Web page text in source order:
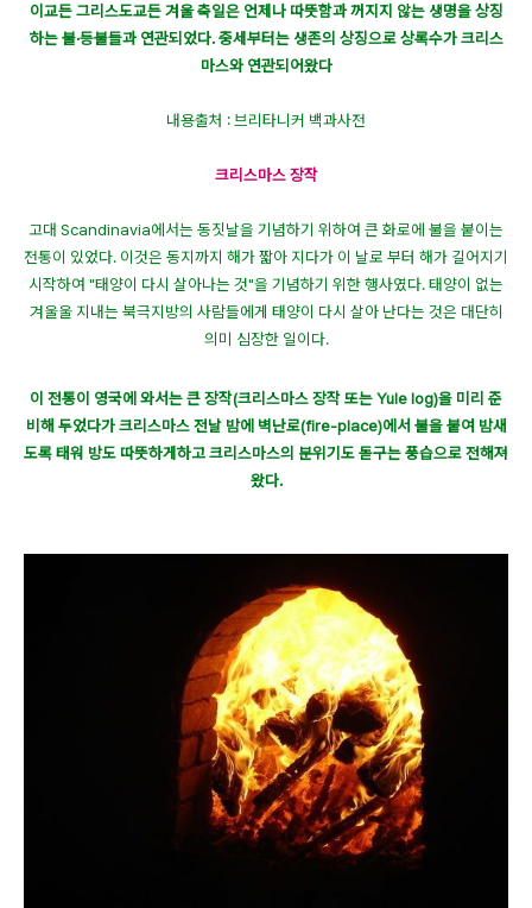
이교든 그리스도교든 겨울 축일은 언제나 따뜻함과 꺼지지 않는 생명을 상징
하는 불·등불들과 연관되었다. 중세부터는 생존의 상징으로 상록수가 크리스
마스와 연관되어왔다
내용출처 : 브리타니커 백과사전
크리스마스 장작
고대 Scandinavia에서는 동짓날을 기념하기 위하여 큰 화로에 불을 붙이는
전통이 있었다. 이것은 동지까지 해가 짧아 지다가 이 날로 부터 해가 길어지기
시작하여 "태양이 다시 살아나는 것"을 기념하기 위한 행사였다. 태양이 없는
겨울울 지내는 북극지방의 사람들에게 태양이 다시 살아 난다는 것은 대단히
의미 심장한 일이다.
이 전통이 영국에 와서는 큰 장작(크리스마스 장작 또는 Yule log)을 미리 준
비해 두었다가 크리스마스 전날 밤에 벽난로(fire-place)에서 불을 붙여 밤새
도록 태워 방도 따뜻하게하고 크리스마스의 분위기도 돋구는 풍습으로 전해져
왔다.